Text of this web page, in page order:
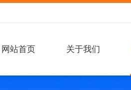
网站首页 关于我们